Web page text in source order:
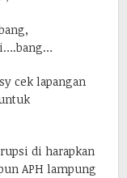
cek lapangan
di harapkan
APH lampung